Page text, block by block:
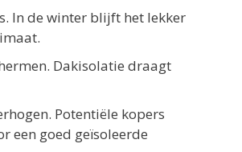
In de winter blijft het lekker
Dakisolatie draagt
Potentiële kopers
een goed geïsoleerde